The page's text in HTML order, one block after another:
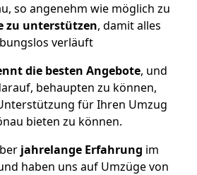
so angenehm wie möglich zu
zu unterstützen, damit alles
verläuft
die besten Angebote, und
behaupten zu können,
für Ihren Umzug
bieten zu können.
jahrelange Erfahrung im
haben uns auf Umzüge von